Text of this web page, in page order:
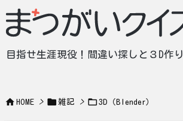
目指せ生涯現役！間違い探しと３D作り
 HOME >  雑記 >  3D（Blender）